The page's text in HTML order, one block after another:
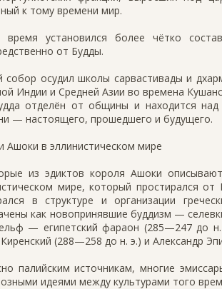
к тому времени мир.
установился более чётко
от Будды.
собор осудил школы сарвастивады и
Индии и Средней Азии во времена
отделён от общины и находится над
— настоящего, прошедшего и будущего.
Ашоки в эллинистическом мире
из эдиктов короля Ашоки
мире, который простирался
в структуре и организации
как новопринявшие буддизм —
— египетский фараон (285—247 до
(288—258 до н. э.) и Александр
палийским источникам, многие
идеями между культурами того